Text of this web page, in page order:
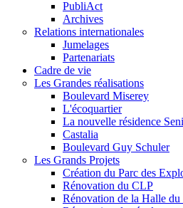
PubliAct
Archives
Relations internationales
Jumelages
Partenariats
Cadre de vie
Les Grandes réalisations
Boulevard Miserey
L'écoquartier
La nouvelle résidence
Castalia
Boulevard Guy Schuler
Les Grands Projets
Création du Parc des
Rénovation du CLP
Rénovation de la Halle du